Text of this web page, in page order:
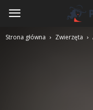
Poplatana.pl
Strona główna Zwierzęta